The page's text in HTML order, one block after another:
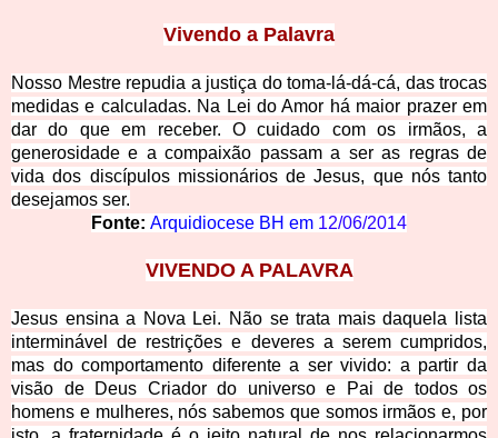
Vivendo a Palavra
Nosso Mestre repudia a justiça do toma-lá-dá-cá, das trocas
medidas e calculadas. Na Lei do Amor há maior prazer em
dar do que em receber. O cuidado com os irmãos, a
generosidade e a compaixão passam a ser as regras de
vida dos discípulos missionários de Jesus, que nós tanto
desejamos ser.
Fonte: Arquidiocese BH em 12/06/2014
VIVENDO A PALAVRA
Jesus ensina a Nova Lei. Não se trata mais daquela lista
interminável de restrições e deveres a serem cumpridos,
mas do comportamento diferente a ser vivido: a partir da
visão de Deus Criador do universo e Pai de todos os
homens e mulheres, nós sabemos que somos irmãos e, por